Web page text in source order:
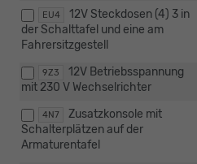
EU4
12V Steckdosen (4) 3 in
der Schalttafel und eine am
Fahrersitzgestell
9Z3
12V Betriebsspannung
mit 230 V Wechselrichter
4N7
Zusatzkonsole mit
Schalterplätzen auf der
Armaturentafel